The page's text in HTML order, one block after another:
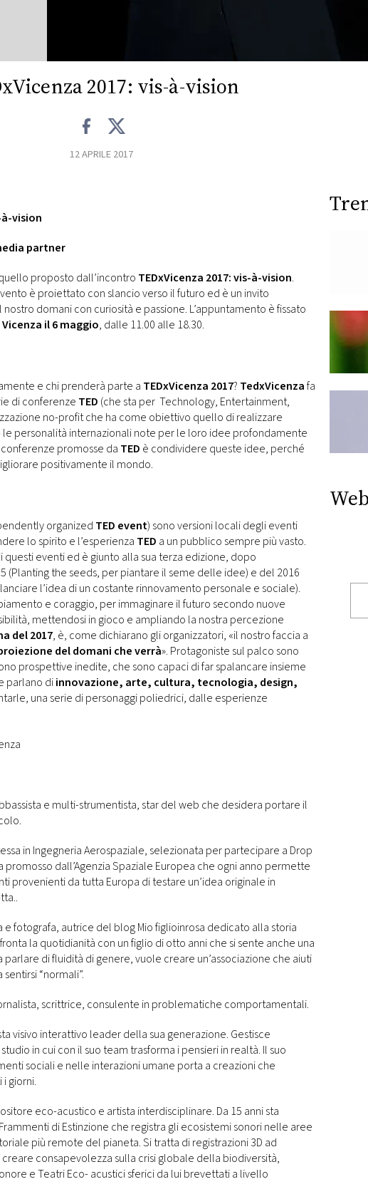
2017: vis-à-vision
12 APRILE 2017
à-vision
partner
proposto dall’incontro TEDxVicenza 2017: vis-à-vision.
è proiettato con slancio verso il futuro ed è un invito
domani con curiosità e passione. L’appuntamento è fissato
il 6 maggio, dalle 11.00 alle 18.30.
e chi prenderà parte a TEDxVicenza 2017? TedxVicenzafa
di conferenze TED (che sta per Technology, Entertainment,
no-profit che ha come obiettivo quello di realizzare
personalità internazionali note per le loro idee profondamente
promosse da TED è condividere queste idee, perché
positivamente il mondo.
organized TED event) sono versioni locali degli eventi
lo spirito e l’esperienza TED a un pubblico sempre più vasto.
questi eventi ed è giunto alla sua terza edizione, dopo
(Planting the seeds, per piantare il seme delle idee) e del 2016
l’idea di un costante rinnovamento personale e sociale).
e coraggio, per immaginare il futuro secondo nuove
mettendosi in gioco e ampliando la nostra percezione
del 2017, è, come dichiarano gli organizzatori, «il nostro faccia a
del domani che verrà». Protagoniste sul palco sono
prospettive inedite, che sono capaci di far spalancare insieme
parlano diinnovazione, arte, cultura, tecnologia, design,
una serie di personaggi poliedrici, dalle esperienze
e multi-strumentista, star del web che desidera portare il
in Ingegneria Aerospaziale, selezionata per partecipare a Drop
promosso dall’Agenzia Spaziale Europea che ogni anno permette
provenienti da tutta Europa di testare un’idea originale in
e fotografa, autrice del blog Mio figlioinrosa dedicato alla storia
la quotidianità con un figlio di otto anni che si sente anche una
parlare di fluidità di genere, vuole creare un’associazione che aiuti
“normali”.
scrittrice, consulente in problematiche comportamentali.
visivo interattivo leader della sua generazione. Gestisce
in cui con il suo team trasforma i pensieri in realtà. Il suo
sociali e nelle interazioni umane porta a creazioni che
giorni.
eco-acustico e artista interdisciplinare. Da 15 anni sta
di Estinzione che registra gli ecosistemi sonori nelle aree
più remote del pianeta. Si tratta di registrazioni 3D ad
consapevolezza sulla crisi globale della biodiversità,
e Teatri Eco- acustici sferici da lui brevettati a livello